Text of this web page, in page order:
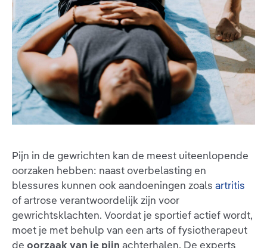
Pijn in de gewrichten kan de meest uiteenlopende
oorzaken hebben: naast overbelasting en
blessures kunnen ook aandoeningen zoals artritis
of artrose verantwoordelijk zijn voor
gewrichtsklachten. Voordat je sportief actief wordt,
moet je met behulp van een arts of fysiotherapeut
de oorzaak van je pijn achterhalen. De experts